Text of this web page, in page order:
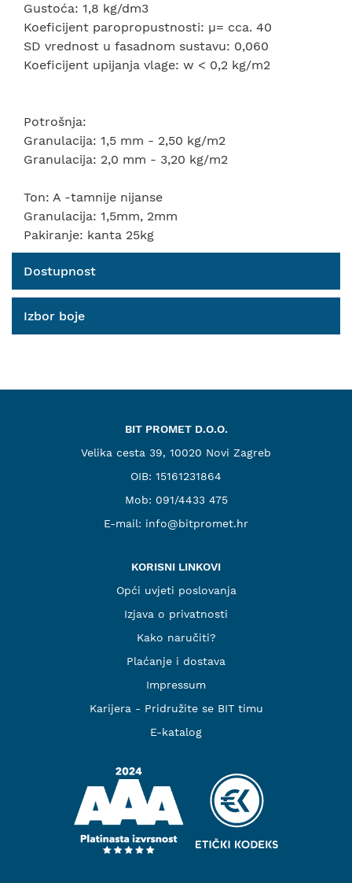
Gustoća: 1,8 kg/dm3
Koeficijent paropropustnosti: µ= cca. 40
SD vrednost u fasadnom sustavu: 0,060
Koeficijent upijanja vlage: w < 0,2 kg/m2
Potrošnja:
Granulacija: 1,5 mm - 2,50 kg/m2
Granulacija: 2,0 mm - 3,20 kg/m2
Ton: A -tamnije nijanse
Granulacija: 1,5mm, 2mm
Pakiranje: kanta 25kg
Dostupnost
Izbor boje
BIT PROMET D.O.O.
Velika cesta 39, 10020 Novi Zagreb
OIB: 15161231864
Mob: 091/4433 475
E-mail: info@bitpromet.hr
KORISNI LINKOVI
Opći uvjeti poslovanja
Izjava o privatnosti
Kako naručiti?
Plaćanje i dostava
Impressum
Karijera - Pridružite se BIT timu
E-katalog